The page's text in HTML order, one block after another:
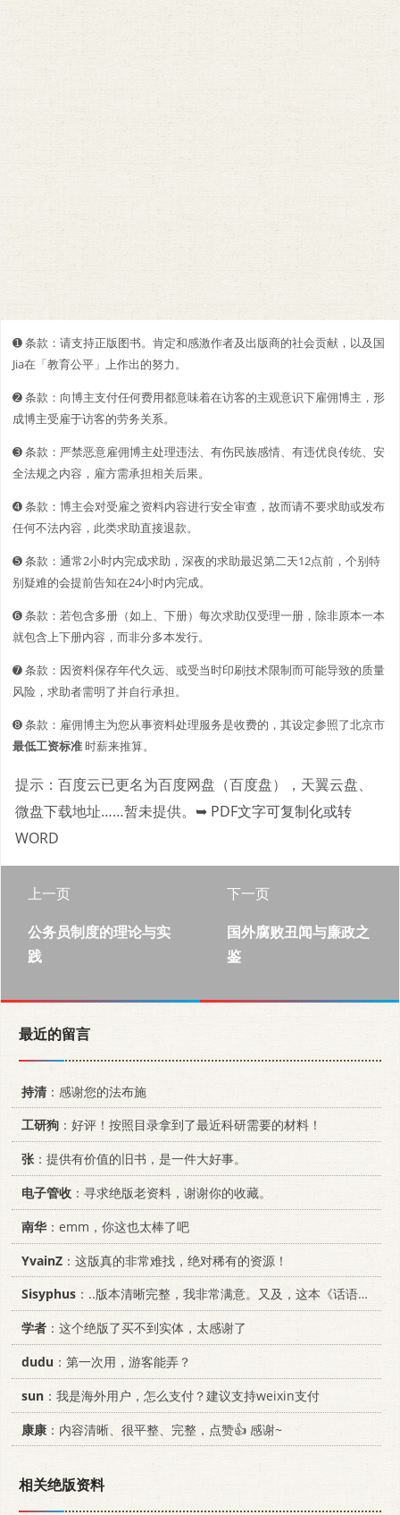
➊️ 条款：请支持正版图书。肯定和感激作者及出版商的社会贡献，以及国
Jia在「教育公平」上作出的努力。
➋️️ 条款：向博主支付任何费用都意味着在访客的主观意识下雇佣博主，形
成博主受雇于访客的劳务关系。
➌ 条款：严禁恶意雇佣博主处理违法、有伤民族感情、有违优良传统、安
全法规之内容，雇方需承担相关后果。
➍ 条款：博主会对受雇之资料内容进行安全审查，故而请不要求助或发布
任何不法内容，此类求助直接退款。
➎ 条款：通常2小时内完成求助，深夜的求助最迟第二天12点前，个别特
别疑难的会提前告知在24小时内完成。
➏ 条款：若包含多册（如上、下册）每次求助仅受理一册，除非原本一本
就包含上下册内容，而非分多本发行。
➐ 条款：因资料保存年代久远、或受当时印刷技术限制而可能导致的质量
风险，求助者需明了并自行承担。
➑ 条款：雇佣博主为您从事资料处理服务是收费的，其设定参照了北京市
最低工资标准时薪来推算。
提示：百度云已更名为百度网盘（百度盘），天翼云盘、
微盘下载地址……暂未提供。 ➥ PDF文字可复制化或转
WORD
上一页
公务员制度的理论与实
践
下一页
国外腐败丑闻与廉政之
鉴
最近的留言
持清：感谢您的法布施
工研狗 ：好评！按照目录拿到了最近科研需要的材料！
张：提供有价值的旧书，是一件大好事。
电子管收 ：寻求绝版老资料，谢谢你的收藏。
南华：emm，你这也太棒了吧
YvainZ ：这版真的非常难找，绝对稀有的资源！
Sisyphus ：..版本清晰完整，我非常满意。又及，这本《话语的真相》...
学者 ：这个绝版了买不到实体，太感谢了
dudu ：第一次用，游客能弄？
sun ：我是海外用户，怎么支付？建议支持weixin支付
康康 ：内容清晰、很平整、完整，点赞👍 感谢~
相关绝版资料